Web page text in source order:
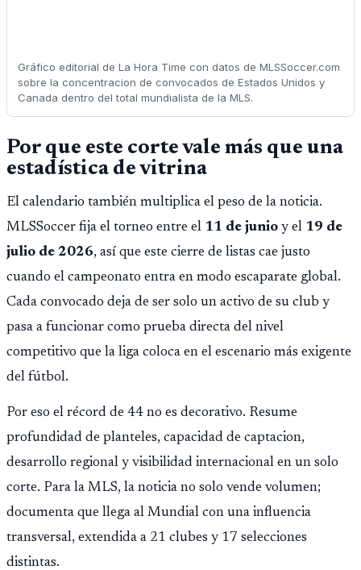
Gráfico editorial de La Hora Time con datos de MLSSoccer.com
sobre la concentracion de convocados de Estados Unidos y
Canada dentro del total mundialista de la MLS.
Por que este corte vale más que una
estadística de vitrina
El calendario también multiplica el peso de la noticia.
MLSSoccer fija el torneo entre el 11 de junio y el 19 de
julio de 2026, así que este cierre de listas cae justo
cuando el campeonato entra en modo escaparate global.
Cada convocado deja de ser solo un activo de su club y
pasa a funcionar como prueba directa del nivel
competitivo que la liga coloca en el escenario más exigente
del fútbol.
Por eso el récord de 44 no es decorativo. Resume
profundidad de planteles, capacidad de captacion,
desarrollo regional y visibilidad internacional en un solo
corte. Para la MLS, la noticia no solo vende volumen;
documenta que llega al Mundial con una influencia
transversal, extendida a 21 clubes y 17 selecciones
distintas.